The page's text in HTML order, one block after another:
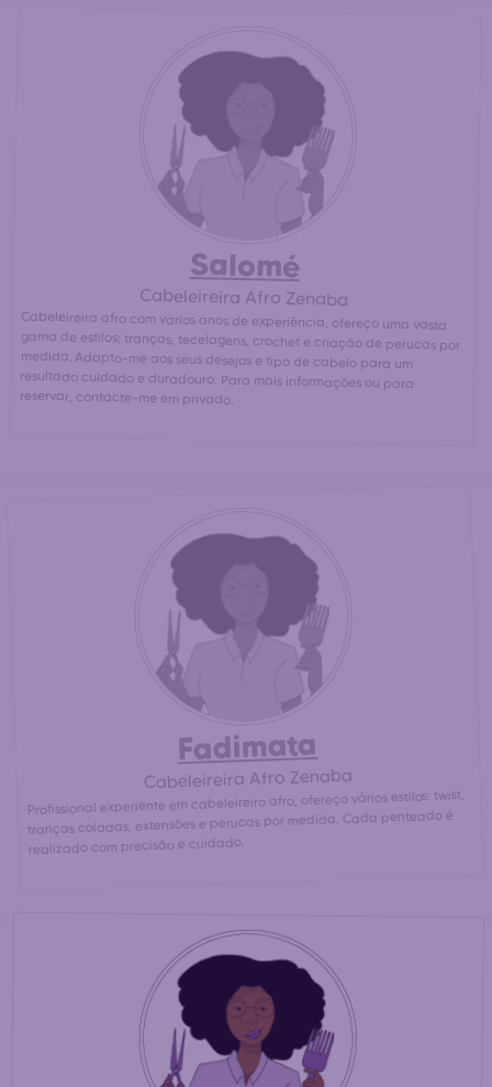
Salomé
Cabeleireira Afro Zenaba
Cabeleireira afro com vários anos de experiência, ofereço uma vasta
gama de estilos: tranças, tecelagens, crochet e criação de perucas por
medida. Adapto-me aos seus desejos e tipo de cabelo para um
resultado cuidado e duradouro. Para mais informações ou para
reservar, contacte-me em privado.
Fadimata
Cabeleireira Afro Zenaba
Profissional experiente em cabeleireiro afro, ofereço vários estilos: twist,
tranças coladas, extensões e perucas por medida. Cada penteado é
realizado com precisão e cuidado.